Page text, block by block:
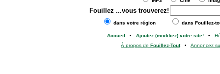
Fouillez ...vous trouverez!
dans votre région dans Fouillez-
Accueil • Ajoutez (modifiez) votre site!•
À propos de Fouillez-Tout• Annoncez